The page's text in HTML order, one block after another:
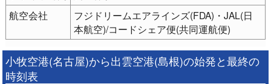
航空会社
フジドリームエアラインズ(FDA)・JAL(日
本航空)/コードシェア便(共同運航便)
小牧空港(名古屋)から出雲空港(島根)の始発と最終の
時刻表